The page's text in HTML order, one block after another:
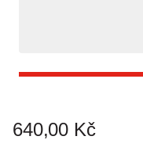
640,00 Kč